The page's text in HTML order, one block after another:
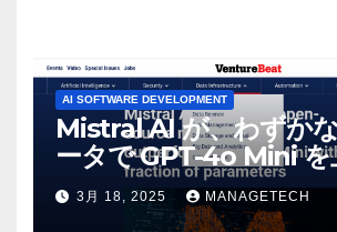
AI SOFTWARE DEVELOPMENT
Mistral AI が、わずか
ータで GPT-4o Mini を
しいオープンソース モ
リース | VentureBeat
3月 18, 2025 MANAGETECH